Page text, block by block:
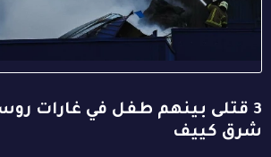
3 قتلى بينهم طفل في غارات
شرق كييف